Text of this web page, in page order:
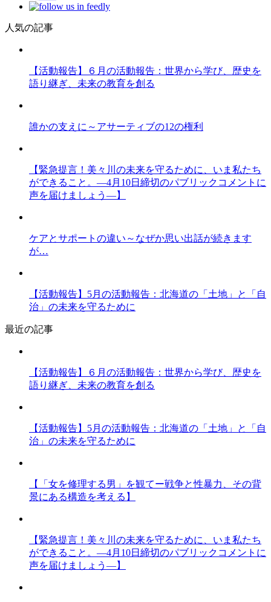
人気の記事
【活動報告】６月の活動報告：世界から学び、歴史を
語り継ぎ、未来の教育を創る
誰かの支えに～アサーティブの12の権利
【緊急提言！美々川の未来を守るために、いま私たち
ができること。―4月10日締切のパブリックコメントに
声を届けましょう―】
ケアとサポートの違い～なぜか思い出話が続きます
が…
【活動報告】5月の活動報告：北海道の「土地」と「自
治」の未来を守るために
最近の記事
【活動報告】６月の活動報告：世界から学び、歴史を
語り継ぎ、未来の教育を創る
【活動報告】5月の活動報告：北海道の「土地」と「自
治」の未来を守るために
【「女を修理する男」を観てー戦争と性暴力、その背
景にある構造を考える】
【緊急提言！美々川の未来を守るために、いま私たち
ができること。―4月10日締切のパブリックコメントに
声を届けましょう―】